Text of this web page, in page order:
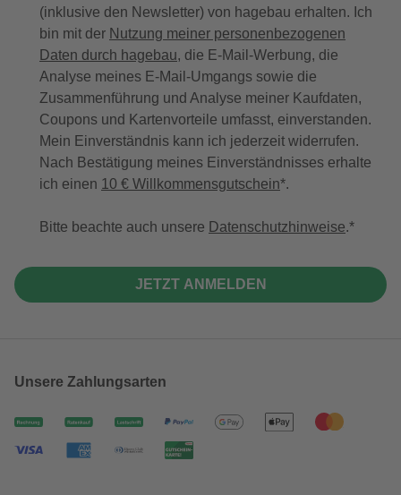
(inklusive den Newsletter) von hagebau erhalten. Ich
bin mit der Nutzung meiner personenbezogenen
Daten durch hagebau, die E-Mail-Werbung, die
Analyse meines E-Mail-Umgangs sowie die
Zusammenführung und Analyse meiner Kaufdaten,
Coupons und Kartenvorteile umfasst, einverstanden.
Mein Einverständnis kann ich jederzeit widerrufen.
Nach Bestätigung meines Einverständnisses erhalte
ich einen 10 € Willkommensgutschein*.
Bitte beachte auch unsere Datenschutzhinweise.
JETZT ANMELDEN
Unsere Zahlungsarten